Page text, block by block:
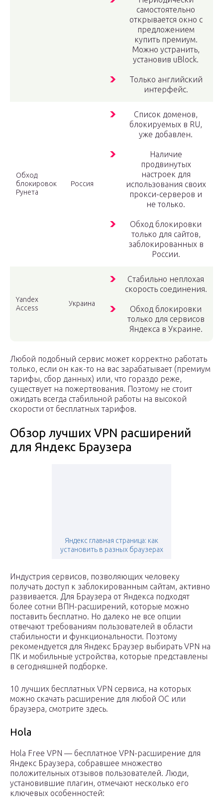
самостоятельно
открывается окно с
предложением
купить премиум.
Можно устранить,
установив uBlock.
Только английский
интерфейс.
Обход
блокировок
Рунета
Россия
Список доменов,
блокируемых в RU,
уже добавлен.
Наличие
продвинутых
настроек для
использования своих
прокси-серверов и
не только.
Обход блокировки
только для сайтов,
заблокированных в
России.
Yandex
Access
Украина
Стабильно неплохая
скорость соединения.
Обход блокировки
только для сервисов
Яндекса в Украине.
Любой подобный сервис может корректно работать
только, если он как-то на вас зарабатывает (премиум
тарифы, сбор данных) или, что гораздо реже,
существует на пожертвования. Поэтому не стоит
ожидать всегда стабильной работы на высокой
скорости от бесплатных тарифов.
Обзор лучших VPN расширений
для Яндекс Браузера
Яндекс главная страница: как
установить в разных браузерах
Индустрия сервисов, позволяющих человеку
получать доступ к заблокированным сайтам, активно
развивается. Для Браузера от Яндекса подходят
более сотни ВПН-расширений, которые можно
поставить бесплатно. Но далеко не все опции
отвечают требованиям пользователей в области
стабильности и функциональности. Поэтому
рекомендуется для Яндекс Браузер выбирать VPN на
ПК и мобильные устройства, которые представлены
в сегодняшней подборке.
10 лучших бесплатных VPN сервиса, на которых
можно скачать расширение для любой ОС или
браузера, смотрите здесь.
Hola
Hola Free VPN — бесплатное VPN-расширение для
Яндекс Браузера, собравшее множество
положительных отзывов пользователей. Люди,
установившие плагин, отмечают несколько его
ключевых особенностей: